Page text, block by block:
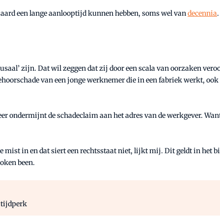
een lange aanlooptijd kunnen hebben, soms wel van decennia
zijn. Dat wil zeggen dat zij door een scala van oorzaken
van een jonge werknemer die in een fabriek werkt,
ondermijnt de schadeclaim aan het adres van de werkgever.
mist in en dat siert een rechtsstaat niet, lijkt mij. Dit geldt in het
been.
tijdperk